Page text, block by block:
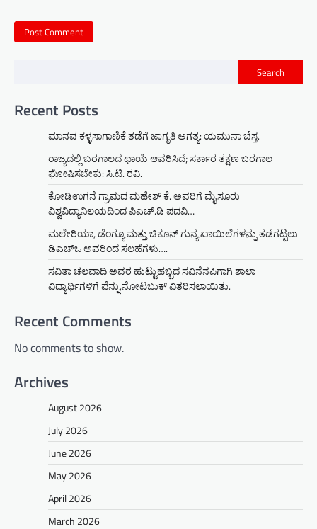
Search
Recent Posts
ಮಾನವ ಕಳ್ಳಸಾಗಾಣಿಕೆ ತಡೆಗೆ ಜಾಗೃತಿ ಅಗತ್ಯ: ಯಮುನಾ ಬೆಸ್ತ.
ರಾಜ್ಯದಲ್ಲಿ ಬರಗಾಲದ ಛಾಯೆ ಆವರಿಸಿದೆ; ಸರ್ಕಾರ ತಕ್ಷಣ ಬರಗಾಲ
ಘೋಷಿಸಬೇಕು: ಸಿ.ಟಿ. ರವಿ.
ಕೋಡಿಉಗನೆ ಗ್ರಾಮದ ಮಹೇಶ್ ಕೆ. ಅವರಿಗೆ ಮೈಸೂರು
ವಿಶ್ವವಿದ್ಯಾನಿಲಯದಿಂದ ಪಿಎಚ್.ಡಿ ಪದವಿ…
ಮಲೇರಿಯಾ, ಡೆಂಗ್ಯೂ ಮತ್ತು ಚಿಕೂನ್ ಗುನ್ಯ ಖಾಯಿಲೆಗಳನ್ನು ತಡೆಗಟ್ಟಲು
ಡಿಎಚ್‌ಒ ಅವರಿಂದ ಸಲಹೆಗಳು….
ಸವಿತಾ ಚಲವಾದಿ ಅವರ ಹುಟ್ಟುಹಬ್ಬದ ಸವಿನೆನಪಿಗಾಗಿ ಶಾಲಾ
ವಿದ್ಯಾರ್ಥಿಗಳಿಗೆ ಪೆನ್ನು,ನೋಟಬುಕ್ ವಿತರಿಸಲಾಯಿತು.
Recent Comments
No comments to show.
Archives
August 2026
July 2026
June 2026
May 2026
April 2026
March 2026